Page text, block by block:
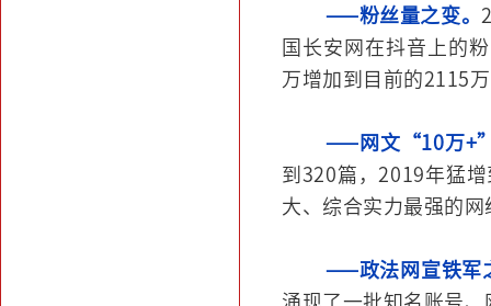
——粉丝量之变。
国长安网在抖音上的
万增加到目前的2115
——网文“10万
到320篇，2019年猛
大、综合实力最强的
——政法网宣铁军
涌现了一批知名账号